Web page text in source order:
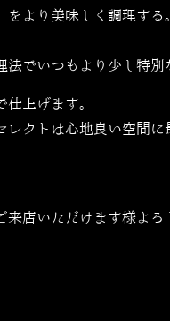
より美味しく調理する。
でいつもより少し特別
上げます。
クトは心地良い空間に
店いただけます様よろ